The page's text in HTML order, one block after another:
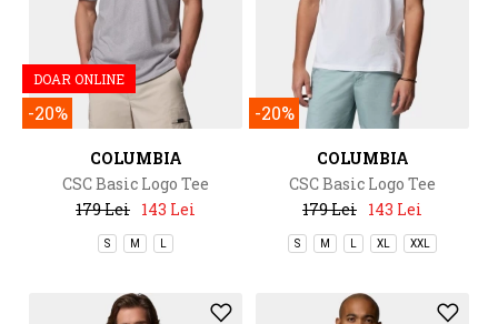
DOAR ONLINE
-20%
COLUMBIA
CSC Basic Logo Tee
179 Lei 143 Lei
S M
-20%
COLUMBIA
CSC Basic Logo Tee
179 Lei 143 Lei
S M XL XXL